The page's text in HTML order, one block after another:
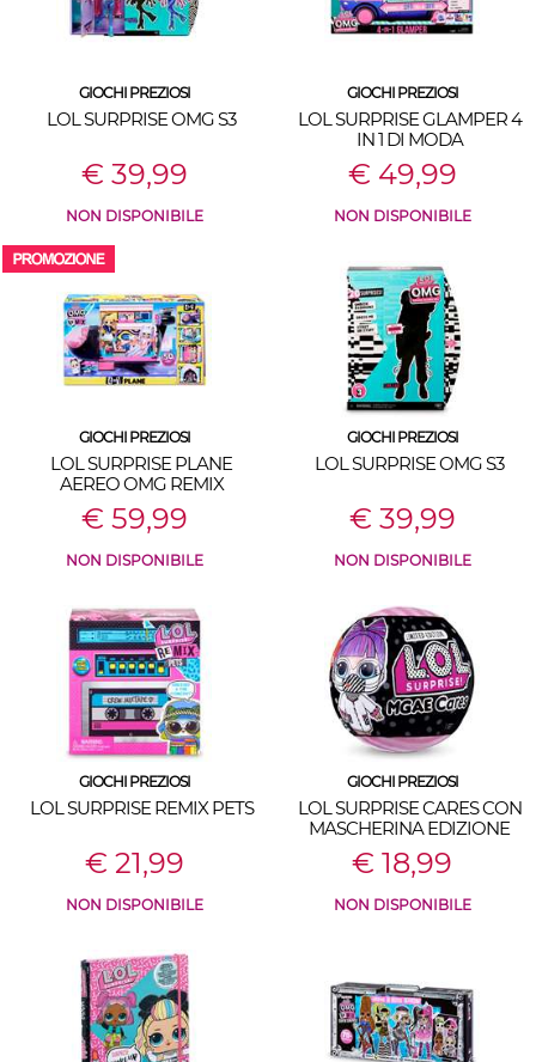
GIOCHI PREZIOSI
LOL SURPRISE OMG S3
€ 39,99
NON DISPONIBILE
GIOCHI PREZIOSI
LOL SURPRISE GLAMPER 4
IN 1 DI MODA
€ 49,99
NON DISPONIBILE
GIOCHI PREZIOSI
LOL SURPRISE PLANE
AEREO OMG REMIX
€ 59,99
NON DISPONIBILE
GIOCHI PREZIOSI
LOL SURPRISE OMG S3
€ 39,99
NON DISPONIBILE
GIOCHI PREZIOSI
LOL SURPRISE REMIX PETS
€ 21,99
NON DISPONIBILE
GIOCHI PREZIOSI
LOL SURPRISE CARES CON
MASCHERINA EDIZIONE
LIMITATA
€ 18,99
NON DISPONIBILE